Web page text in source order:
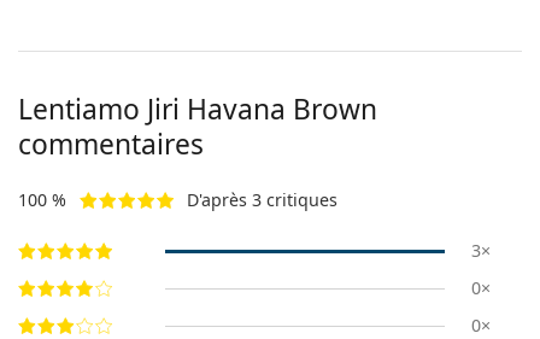
Lentiamo Jiri Havana Brown
commentaires
100 % D'après 3 critiques
3×
0×
0×